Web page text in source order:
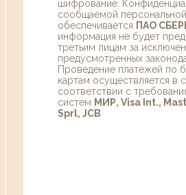
шифрование.
сообщаемой
обеспечивается ПАО
информация не будет
третьим лицам за
предусмотренных
Проведение платежей по
картам осуществляется в
соответствии с
систем МИР, Visa Int.,
Sprl, JCB